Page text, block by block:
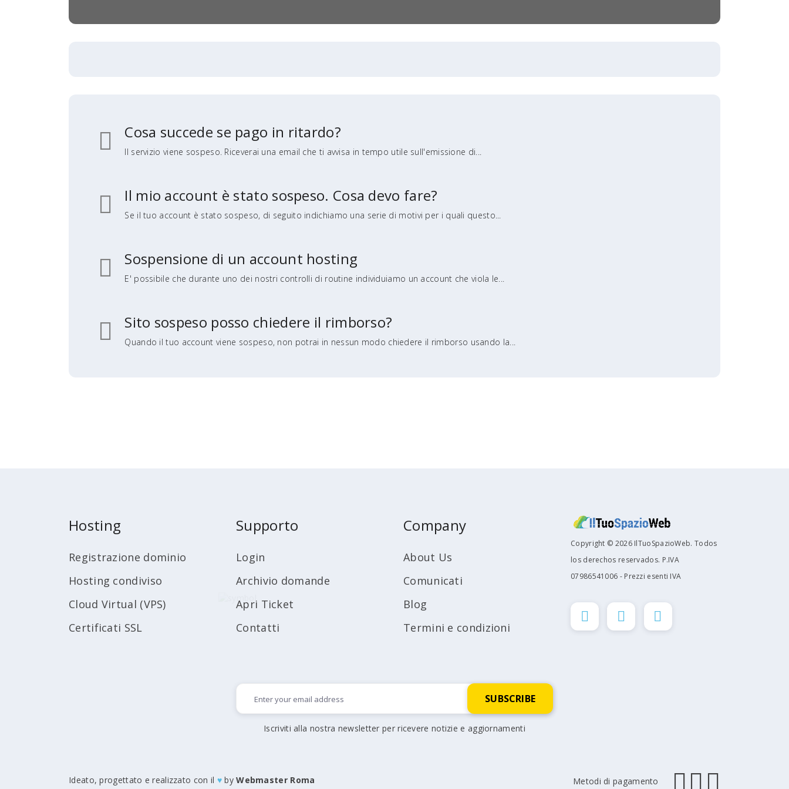
Cosa succede se pago in ritardo?
Il servizio viene sospeso. Riceverai una email che ti avvisa in tempo utile sull'emissione di...
Il mio account è stato sospeso. Cosa devo fare?
Se il tuo account è stato sospeso, di seguito indichiamo una serie di motivi per i quali questo...
Sospensione di un account hosting
E' possibile che durante uno dei nostri controlli di routine individuiamo un account che viola le...
Sito sospeso posso chiedere il rimborso?
Quando il tuo account viene sospeso, non potrai in nessun modo chiedere il rimborso usando la...
Hosting
Registrazione dominio
Hosting condiviso
Cloud Virtual (VPS)
Certificati SSL
Supporto
Login
Archivio domande
Apri Ticket
Contatti
Company
About Us
Comunicati
Blog
Termini e condizioni
Copyright © 2026 IlTuoSpazioWeb. Todos
los derechos reservados. P.IVA
07986541006 - Prezzi esenti IVA
Iscriviti alla nostra newsletter per ricevere notizie e aggiornamenti
Ideato, progettato e realizzato con il ♥ byWebmaster Roma Metodi di pagamento